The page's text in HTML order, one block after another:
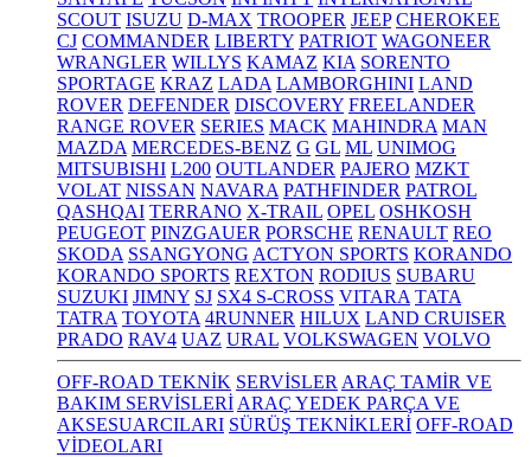
SCOUT ISUZU D-MAX TROOPER JEEP CHEROKEE
CJ COMMANDER LIBERTY PATRIOT WAGONEER
WRANGLER WILLYS KAMAZ KIA SORENTO
SPORTAGE KRAZ LADA LAMBORGHINI LAND
ROVER DEFENDER DISCOVERY FREELANDER
RANGE ROVER SERIES MACK MAHINDRA MAN
MAZDA MERCEDES-BENZ G GL ML UNIMOG
MITSUBISHI L200 OUTLANDER PAJERO MZKT
VOLAT NISSAN NAVARA PATHFINDER PATROL
QASHQAI TERRANO X-TRAIL OPEL OSHKOSH
PEUGEOT PINZGAUER PORSCHE RENAULT REO
SKODA SSANGYONG ACTYON SPORTS KORANDO
KORANDO SPORTS REXTON RODIUS SUBARU
SUZUKI JIMNY SJ SX4 S-CROSS VITARA TATA
TATRA TOYOTA 4RUNNER HILUX LAND CRUISER
PRADO RAV4 UAZ URAL VOLKSWAGEN VOLVO
OFF-ROAD TEKNİK SERVİSLER ARAÇ TAMİR VE
BAKIM SERVİSLERİ ARAÇ YEDEK PARÇA VE
AKSESUARCILARI SÜRÜŞ TEKNİKLERİ OFF-ROAD
VİDEOLARI